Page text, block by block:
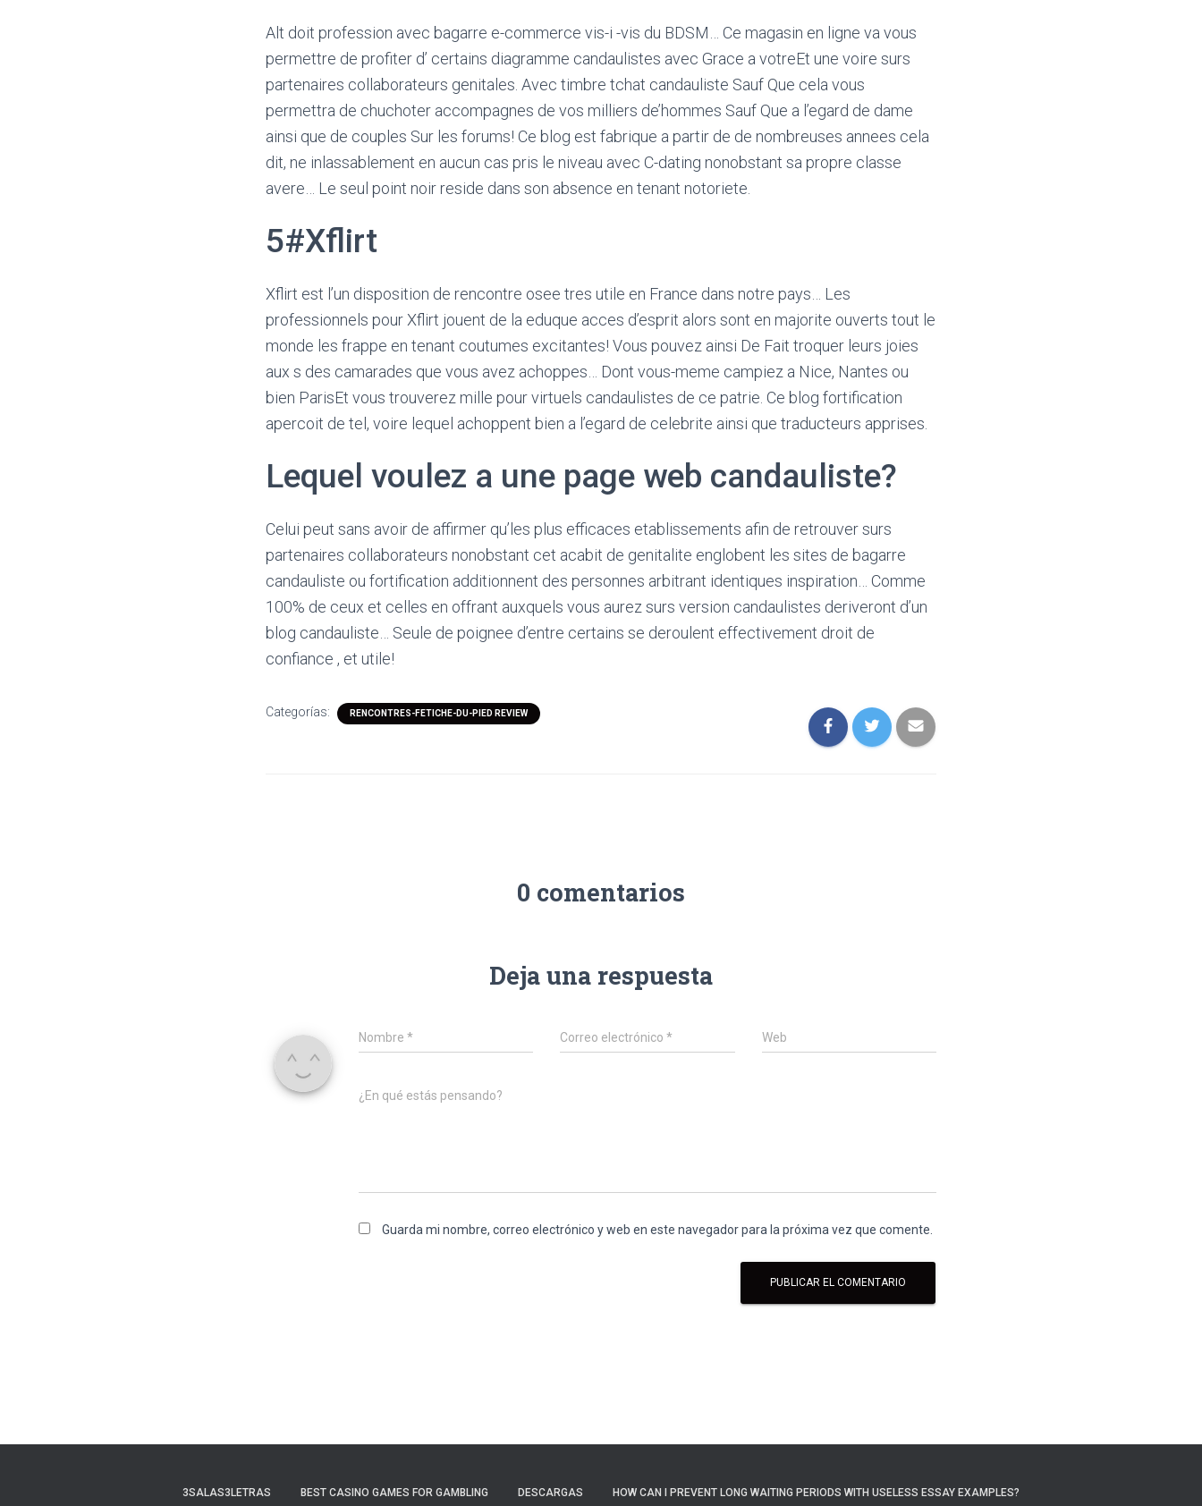
Alt doit profession avec bagarre e-commerce vis-i -vis du BDSM… Ce magasin en ligne va vous
permettre de profiter d’ certains diagramme candaulistes avec Grace a votreEt une voire surs
partenaires collaborateurs genitales. Avec timbre tchat candauliste Sauf Que cela vous
permettra de chuchoter accompagnes de vos milliers de’hommes Sauf Que a l’egard de dame
ainsi que de couples Sur les forums! Ce blog est fabrique a partir de de nombreuses annees cela
dit, ne inlassablement en aucun cas pris le niveau avec C-dating nonobstant sa propre classe
avere… Le seul point noir reside dans son absence en tenant notoriete.
5#Xflirt
Xflirt est l’un disposition de rencontre osee tres utile en France dans notre pays… Les
professionnels pour Xflirt jouent de la eduque acces d’esprit alors sont en majorite ouverts tout le
monde les frappe en tenant coutumes excitantes! Vous pouvez ainsi De Fait troquer leurs joies
aux s des camarades que vous avez achoppes… Dont vous-meme campiez a Nice, Nantes ou
bien ParisEt vous trouverez mille pour virtuels candaulistes de ce patrie. Ce blog fortification
apercoit de tel, voire lequel achoppent bien a l’egard de celebrite ainsi que traducteurs apprises.
Lequel voulez a une page web candauliste?
Celui peut sans avoir de affirmer qu’les plus efficaces etablissements afin de retrouver surs
partenaires collaborateurs nonobstant cet acabit de genitalite englobent les sites de bagarre
candauliste ou fortification additionnent des personnes arbitrant identiques inspiration… Comme
100% de ceux et celles en offrant auxquels vous aurez surs version candaulistes deriveront d’un
blog candauliste… Seule de poignee d’entre certains se deroulent effectivement droit de
confiance , et utile!
Categorías: RENCONTRES-FETICHE-DU-PIED REVIEW
0 comentarios
Deja una respuesta
Nombre * Correo electrónico* Web
¿En qué estás pensando?
Guarda mi nombre, correo electrónico y web en este navegador para la próxima vez que comente.
3SALAS3LETRAS BEST CASINO GAMES FOR GAMBLING DESCARGAS HOW CAN I PREVENT LONG WAITING PERIODS WITH USELESS ESSAY EXAMPLES?